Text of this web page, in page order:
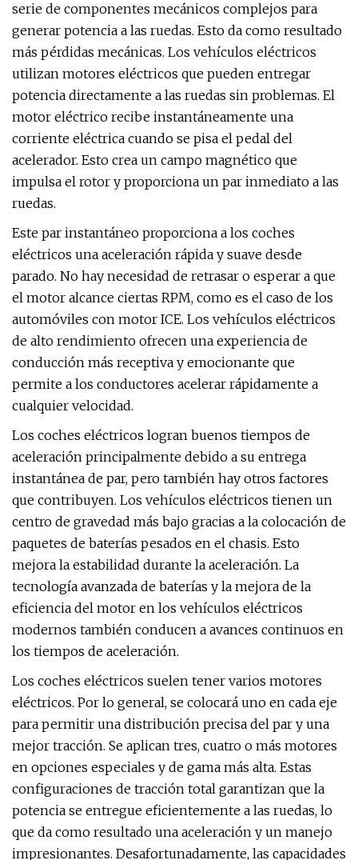
serie de componentes mecánicos complejos para
generar potencia a las ruedas. Esto da como resultado
más pérdidas mecánicas. Los vehículos eléctricos
utilizan motores eléctricos que pueden entregar
potencia directamente a las ruedas sin problemas. El
motor eléctrico recibe instantáneamente una
corriente eléctrica cuando se pisa el pedal del
acelerador. Esto crea un campo magnético que
impulsa el rotor y proporciona un par inmediato a las
ruedas.
Este par instantáneo proporciona a los coches
eléctricos una aceleración rápida y suave desde
parado. No hay necesidad de retrasar o esperar a que
el motor alcance ciertas RPM, como es el caso de los
automóviles con motor ICE. Los vehículos eléctricos
de alto rendimiento ofrecen una experiencia de
conducción más receptiva y emocionante que
permite a los conductores acelerar rápidamente a
cualquier velocidad.
Los coches eléctricos logran buenos tiempos de
aceleración principalmente debido a su entrega
instantánea de par, pero también hay otros factores
que contribuyen. Los vehículos eléctricos tienen un
centro de gravedad más bajo gracias a la colocación de
paquetes de baterías pesados ​​en el chasis. Esto
mejora la estabilidad durante la aceleración. La
tecnología avanzada de baterías y la mejora de la
eficiencia del motor en los vehículos eléctricos
modernos también conducen a avances continuos en
los tiempos de aceleración.
Los coches eléctricos suelen tener varios motores
eléctricos. Por lo general, se colocará uno en cada eje
para permitir una distribución precisa del par y una
mejor tracción. Se aplican tres, cuatro o más motores
en opciones especiales y de gama más alta. Estas
configuraciones de tracción total garantizan que la
potencia se entregue eficientemente a las ruedas, lo
que da como resultado una aceleración y un manejo
impresionantes. Desafortunadamente, las capacidades